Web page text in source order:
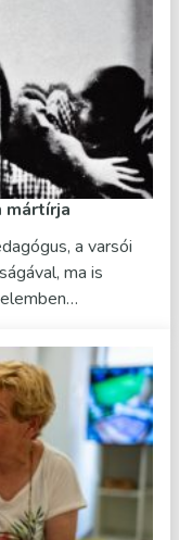
mártírja
a varsói
ma is